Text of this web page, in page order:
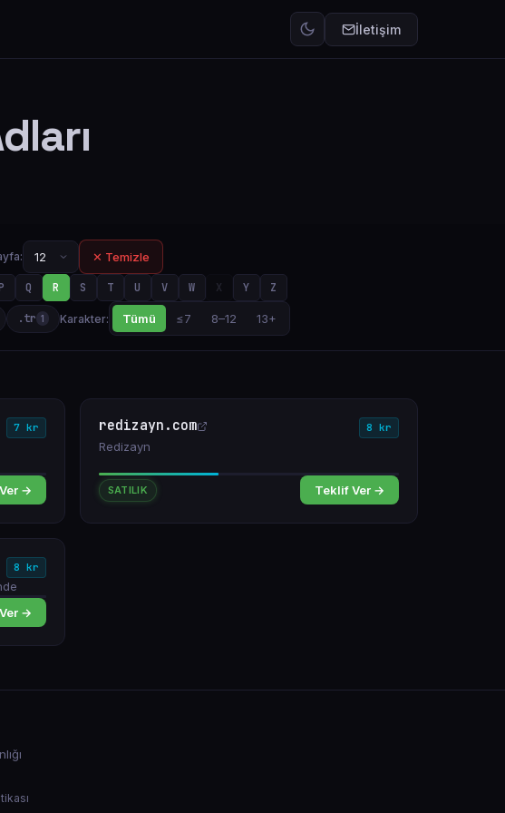
İletişim
✕ Temizle
Q R S T U V W X Y Z
.tr 1 Karakter: Tümü ≤7 8–12 13+
7 kr
→
redizayn.com 8 kr
Redizayn
SATILIK Teklif Ver →
8 kr
→